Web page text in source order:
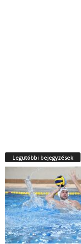
Legutóbbi bejegyzések